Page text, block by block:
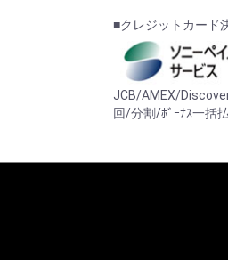
■クレジットカード
JCB/AMEX/
回/分割/ﾎﾞｰﾅｽ一括